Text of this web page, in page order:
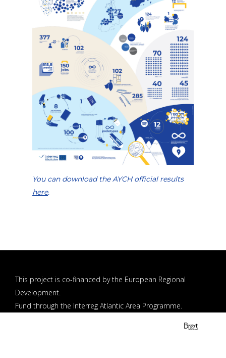
You can download the AYCH official results
here.
This project is co-financed by the European Regional
Development.
Fund through the Interreg Atlantic Area Programme.